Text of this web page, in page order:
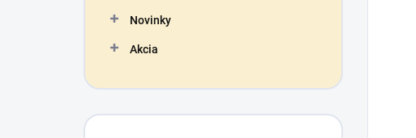
Novinky
Akcia